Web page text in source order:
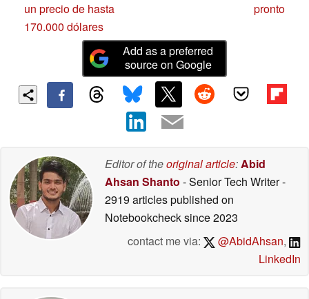
un precio de hasta
170.000 dólares
pronto
Add as a preferred
source on Google
Editor of theoriginal article:Abid
Ahsan Shanto - Senior Tech Writer-
2919 articles published on
Notebookchecksince 2023
contact me via:
@AbidAhsan,
LinkedIn